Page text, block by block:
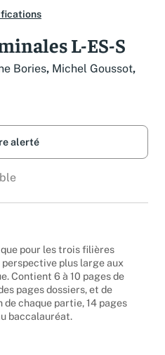
L-ES-S
Bories, Michel Goussot,
alerté
pour les trois filières
plus large aux
Contient 6 à 10 pages de
pages dossiers, et de
chaque partie, 14 pages
baccalauréat.